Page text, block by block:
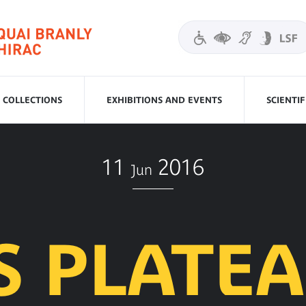
COLLECTIONS EXHIBITIONS AND EVENTS
11 Jun 2016